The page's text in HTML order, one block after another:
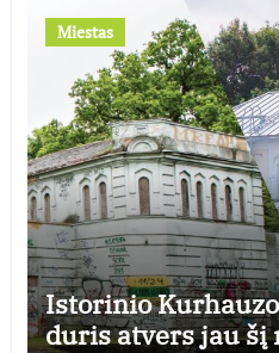
Miestas
Istorinio
duris atvers jau šį